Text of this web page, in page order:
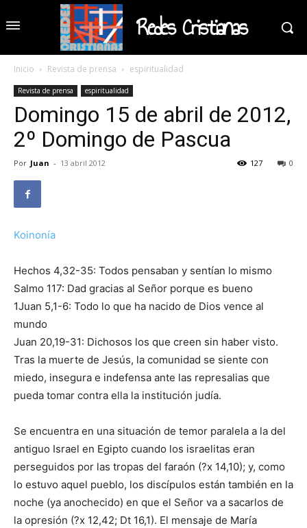
Redes Cristianas
Inicio Revista de prensa espiritualidad
Revista de prensa espiritualidad
Domingo 15 de abril de 2012,
2º Domingo de Pascua
Por Juan - 13 abril 2012 0
127
Koinonía
Hechos 4,32-35: Todos pensaban y sentían lo mismo
Salmo 117: Dad gracias al Señor porque es bueno
1Juan 5,1-6: Todo lo que ha nacido de Dios vence al
mundo
Juan 20,19-31: Dichosos los que creen sin haber visto.
Tras la muerte de Jesús, la comunidad se siente con
miedo, insegura e indefensa ante las represalias que
pueda tomar contra ella la institución judía.
Se encuentra en una situación de temor paralela a la del
antiguo Israel en Egipto cuando los israelitas eran
perseguidos por las tropas del faraón (?x 14,10); y, como
lo estuvo aquel pueblo, los discípulos están también en la
noche (ya anochecido) en que el Señor va a sacarlos de
la opresión (?x 12,42; Dt 16,1). El mensaje de María